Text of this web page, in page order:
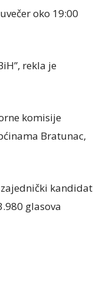
oko 19:00
rekla je
komisije
Bratunac,
kandidat
glasova